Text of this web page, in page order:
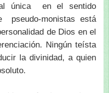
única en el sentido
pseudo-monistas está
de Dios en el
Ningún teísta
la divinidad, a quien